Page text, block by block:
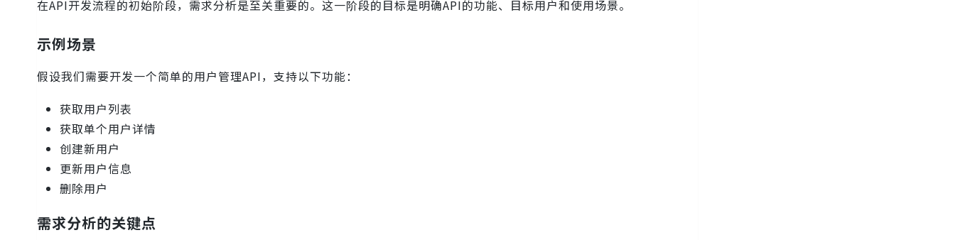
在API开发流程的初始阶段，需求分析是至关重要的。这一阶段的目标是明确API的功能、目标用户和使用场景。
示例场景
假设我们需要开发一个简单的用户管理API，支持以下功能：
获取用户列表
获取单个用户详情
创建新用户
更新用户信息
删除用户
需求分析的关键点